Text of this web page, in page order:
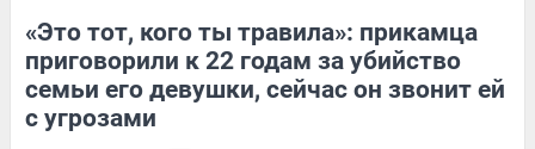
«Это тот, кого ты травила»: прикамца
приговорили к 22 годам за убийство
семьи его девушки, сейчас он звонит ей
с угрозами